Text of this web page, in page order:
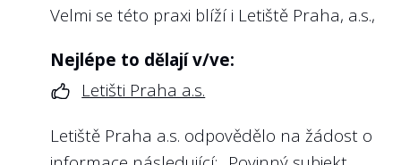
Vyhodnocuje státní firma na webu nebo
výkonnostních kritérií (KPIs) jako tržby,
Jsou na webu státní firmy zveřejněny
profesní životopisy všech členů
alespoň informace o dosaženém
vzdělání a předchozím zaměstnání?
Velmi se této praxi blíží i Letiště Praha, a.s.,
Nejlépe to dělají v/ve:
Letišti Praha a.s.
Letiště Praha a.s. odpovědělo na žádost o